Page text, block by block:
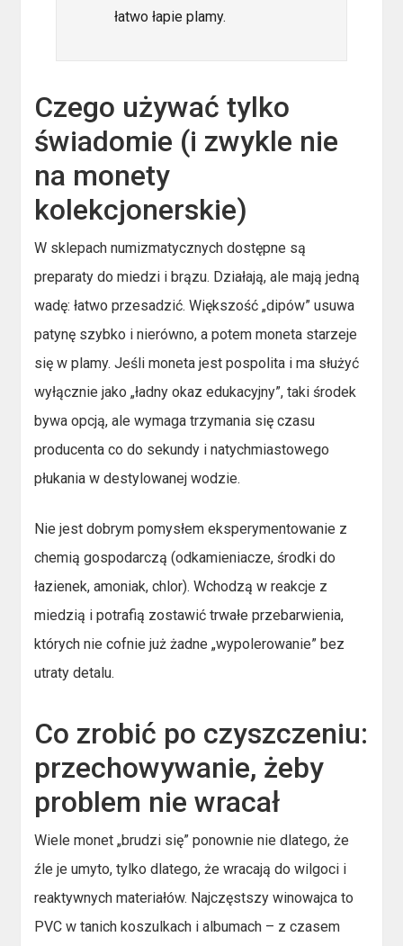
łatwo łapie plamy.
Czego używać tylko
świadomie (i zwykle nie
na monety
kolekcjonerskie)
W sklepach numizmatycznych dostępne są
preparaty do miedzi i brązu. Działają, ale mają jedną
wadę: łatwo przesadzić. Większość „dipów” usuwa
patynę szybko i nierówno, a potem moneta starzeje
się w plamy. Jeśli moneta jest pospolita i ma służyć
wyłącznie jako „ładny okaz edukacyjny”, taki środek
bywa opcją, ale wymaga trzymania się czasu
producenta co do sekundy i natychmiastowego
płukania w destylowanej wodzie.
Nie jest dobrym pomysłem eksperymentowanie z
chemią gospodarczą (odkamieniacze, środki do
łazienek, amoniak, chlor). Wchodzą w reakcje z
miedzią i potrafią zostawić trwałe przebarwienia,
których nie cofnie już żadne „wypolerowanie” bez
utraty detalu.
Co zrobić po czyszczeniu:
przechowywanie, żeby
problem nie wracał
Wiele monet „brudzi się” ponownie nie dlatego, że
źle je umyto, tylko dlatego, że wracają do wilgoci i
reaktywnych materiałów. Najczęstszy winowajca to
PVC w tanich koszulkach i albumach – z czasem